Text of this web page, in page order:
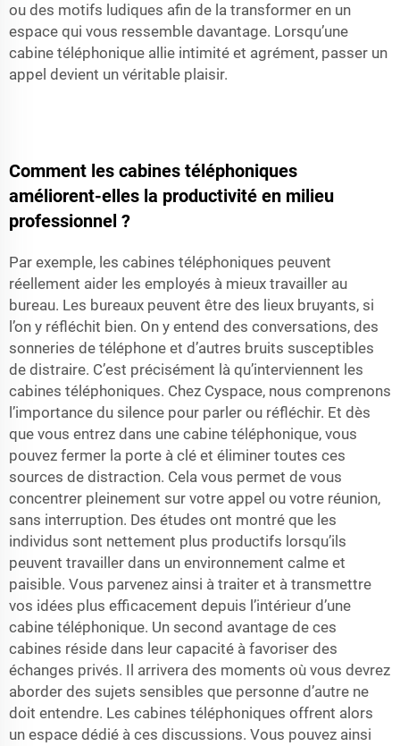
ou des motifs ludiques afin de la transformer en un
espace qui vous ressemble davantage. Lorsqu’une
cabine téléphonique allie intimité et agrément, passer un
appel devient un véritable plaisir.
Comment les cabines téléphoniques
améliorent-elles la productivité en milieu
professionnel ?
Par exemple, les cabines téléphoniques peuvent
réellement aider les employés à mieux travailler au
bureau. Les bureaux peuvent être des lieux bruyants, si
l’on y réfléchit bien. On y entend des conversations, des
sonneries de téléphone et d’autres bruits susceptibles
de distraire. C’est précisément là qu’interviennent les
cabines téléphoniques. Chez Cyspace, nous comprenons
l’importance du silence pour parler ou réfléchir. Et dès
que vous entrez dans une cabine téléphonique, vous
pouvez fermer la porte à clé et éliminer toutes ces
sources de distraction. Cela vous permet de vous
concentrer pleinement sur votre appel ou votre réunion,
sans interruption. Des études ont montré que les
individus sont nettement plus productifs lorsqu’ils
peuvent travailler dans un environnement calme et
paisible. Vous parvenez ainsi à traiter et à transmettre
vos idées plus efficacement depuis l’intérieur d’une
cabine téléphonique. Un second avantage de ces
cabines réside dans leur capacité à favoriser des
échanges privés. Il arrivera des moments où vous devrez
aborder des sujets sensibles que personne d’autre ne
doit entendre. Les cabines téléphoniques offrent alors
un espace dédié à ces discussions. Vous pouvez ainsi